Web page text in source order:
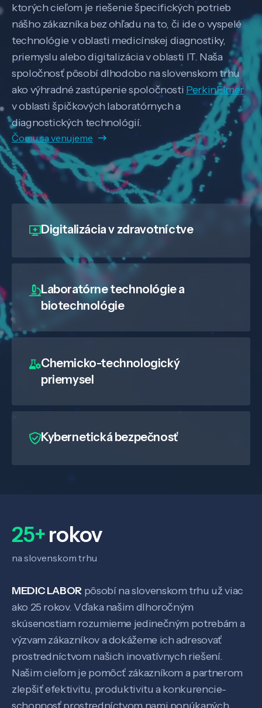
Veda a výskum
Pôsobenie
ktorých cieľom je riešenie špecifických potrieb
nášho zákazníka bez ohľadu na to, či ide o vyspelé
technológie v oblasti medicínskej diagnostiky,
priemyslu alebo digitalizácia v oblasti IT. Naša
spoločnosť pôsobí dlhodobo na slovenskom trhu
ako výhradné zastúpenie spoločnosti PerkinElmer
v oblasti špičkových laboratórnych a
diagnostických technológií.
Čomu sa venujeme
Digitalizáciav zdravotníctve
Laboratórne technológie a
biotechnológie
Chemicko-technologický
priemysel
Kybernetická bezpečnosť
25+rokov
na slovenskom trhu
MEDIC LABOR pôsobí na slovenskom trhu už viac
ako 25 rokov. Vďaka našim dlhoročným
skúsenostiam rozumieme jedinečným potrebám a
výzvam zákazníkov a dokážeme ich adresovať
prostredníctvom našich inovatívnych riešení.
Našim cieľom je pomôcť zákazníkom a partnerom
zlepšiť efektivitu, produktivitu a konkurencie-